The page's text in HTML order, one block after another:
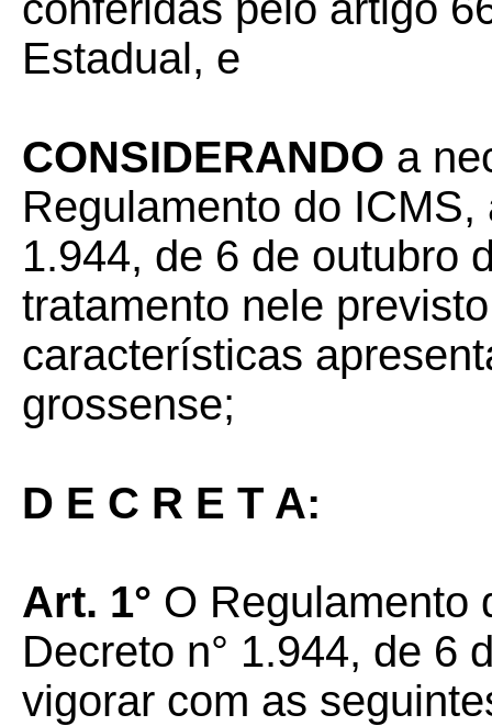
Estadual, e
CONSIDERANDO a
Regulamento do
1.944, de 6 de outubro
tratamento nele
características
grossense;
D E C R E T A:
Art. 1° O Regulamento
Decreto n° 1.944, de 6
vigorar com as